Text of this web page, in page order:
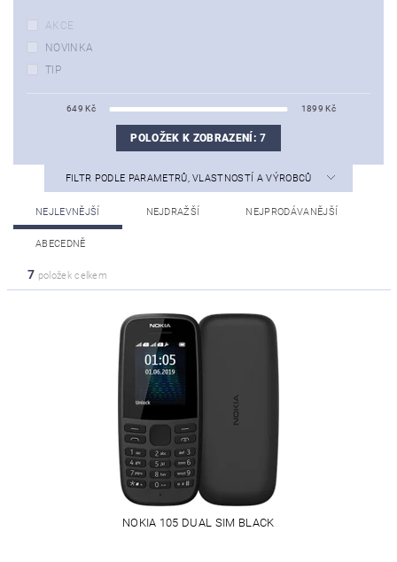
AKCE
NOVINKA
TIP
649 Kč 1899 Kč
POLOŽEK K ZOBRAZENÍ:7
FILTR PODLE PARAMETRŮ, VLASTNOSTÍ A VÝROBCŮ
NEJLEVNĚJŠÍ NEJDRAŽŠÍ NEJPRODÁVANĚJŠÍ
ABECEDNĚ
7 položek celkem
NOKIA 105 DUAL SIM BLACK